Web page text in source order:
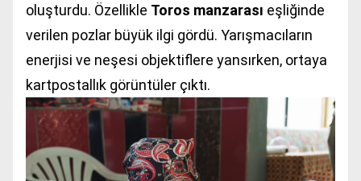
oluşturdu. Özellikle Toros manzarası eşliğinde
verilen pozlar büyük ilgi gördü. Yarışmacıların
enerjisi ve neşesi objektiflere yansırken, ortaya
kartpostallık görüntüler çıktı.